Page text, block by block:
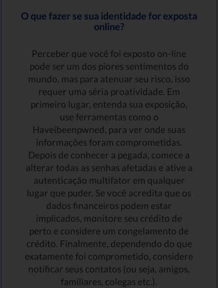
O que fazer se sua identidade for exposta
online?
Perceber que você foi exposto on-line
pode ser um dos piores sentimentos do
mundo, mas para atenuar seu risco, isso
requer uma séria proatividade. Em
primeiro lugar, entenda sua exposição,
use ferramentas como o
Haveibeenpwned, para ver onde suas
informações foram comprometidas.
Depois de conhecer a pegada, comece a
alterar todas as senhas afetadas e ative a
autenticação multifator em qualquer
lugar que puder. Se você acredita que os
dados financeiros podem estar
implicados, monitore seu crédito de
perto e considere um congelamento de
crédito. Finalmente, dependendo do que
exatamente foi comprometido, considere
notificar seus contatos (ou seja, amigos,
familiares, colegas etc.).